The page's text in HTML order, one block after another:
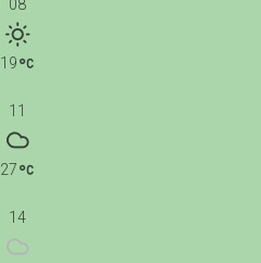
08
19
11
27
14